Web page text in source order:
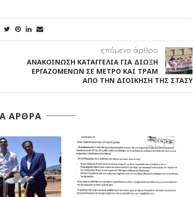
επόμενο άρθρο
ΑΝΑΚΟΙΝΩΣΗ ΚΑΤΑΓΓΕΛΙΑ ΓΙΑ ΔΙΩΞΗ
ΕΡΓΑΖΟΜΕΝΩΝ ΣΕ ΜΕΤΡΟ ΚΑΙ ΤΡΑΜ
ΑΠΟ ΤΗΝ ΔΙΟΙΚΗΣΗ ΤΗΣ ΣΤΑΣΥ
ΑΡΘΡΑ